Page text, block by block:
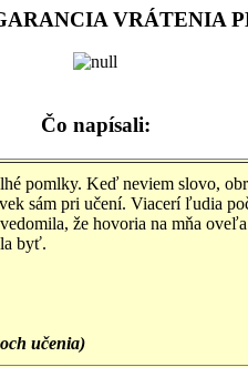
VRÁTENIA
Čo napísali:
pomlky. Keď neviem slovo,
sám pri učení. Viacerí ľudia
že hovoria na mňa
byť.
učenia)